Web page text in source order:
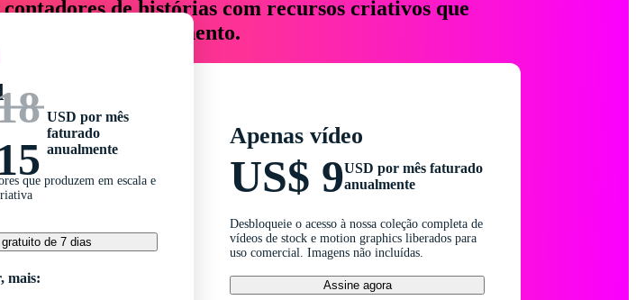
de histórias com recursos criativos que
em tempo e orçamento.
USD por mês
faturado
anualmente
que produzem em escala e
de 7 dias
mais:
Apenas vídeo
US$ 9USD por mês faturado
anualmente
Desbloqueie o acesso à nossa coleção completa de
vídeos de stock e motion graphics liberados para
uso comercial. Imagens não incluídas.
Assine agora